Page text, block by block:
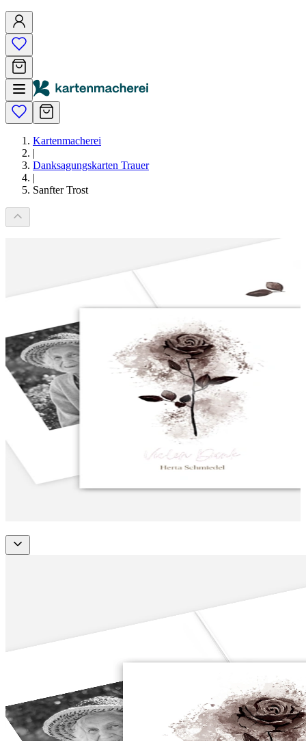
Kartenmacherei
|
Danksagungskarten Trauer
|
Sanfter Trost